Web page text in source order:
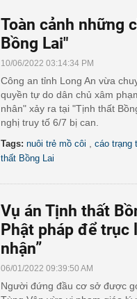
Toàn cảnh những
Bồng Lai"
10/06/2022 03:14:34 PM
Công an tỉnh Long An vừa
quyền tự do dân chủ xâm
nhân" xảy ra tại "Tịnh thất
nghị truy tố 6/7 bị can.
Tags: nuôi trẻ mồ côi cáo trạng
thất Bồng Lai
Vụ án Tịnh thất
Phật pháp để trục
nhận”
06/01/2022 09:39:50 AM
Người đứng đầu cơ sở được